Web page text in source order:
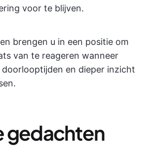
voor te blijven.
brengen u in een positie om
van te reageren wanneer
doorlooptijden en dieper inzicht
gedachten